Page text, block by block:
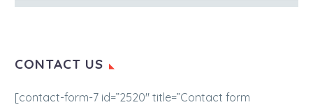
CONTACT US
[contact-form-7 id=”2520″ title=”Contact form